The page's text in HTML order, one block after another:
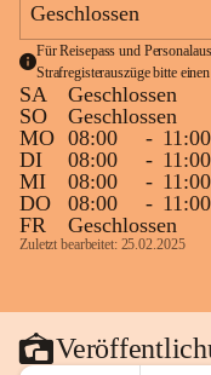
Geschlossen
Für Reisepass und
Strafregisterauszüge bitte
SA
Geschlossen
SO
Geschlossen
MO 08:00 - 11:00
DI
08:00 - 11:00
MI
08:00 - 11:00
DO
08:00 - 11:00
FR
Geschlossen
Zuletzt bearbeitet: 25.02.2025